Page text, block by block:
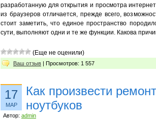
разработанную для открытия и просмотра
из браузеров отличается, прежде всего,
стоит заметить, что единое пространство
сути, выполняют одни и те же функции. Какова
(Еще не оценили)
Ваш отзыв | Просмотров: 1 557
17
МАР
Как произвести
ноутбуков
Автор: admin